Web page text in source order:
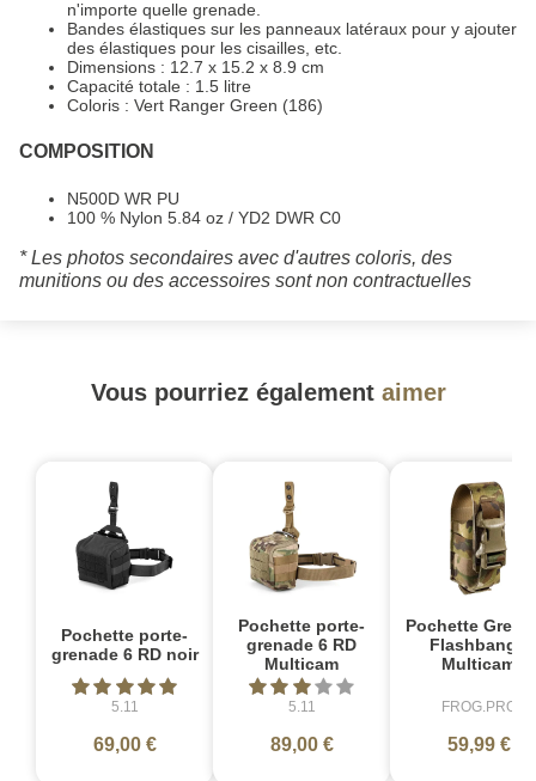
n'importe quelle grenade.
Bandes élastiques sur les panneaux latéraux pour y ajouter
des élastiques pour les cisailles, etc.
Dimensions : 12.7 x 15.2 x 8.9 cm
Capacité totale : 1.5 litre
Coloris : Vert Ranger Green (186)
COMPOSITION
N500D WR PU
100 % Nylon 5.84 oz / YD2 DWR C0
* Les photos secondaires avec d'autres coloris, des
munitions ou des accessoires sont non contractuelles
Vous pourriez également aimer
Pochette porte-
grenade 6 RD noir
5.11
69,00 €
Pochette porte-
grenade 6 RD
Multicam
5.11
89,00 €
Pochette
Flashbang -
Multicam
FROG.PRO
59,99 €